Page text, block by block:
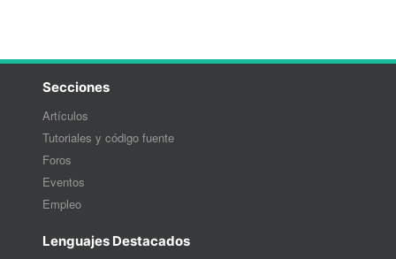
Secciones
Artículos
Tutoriales y código fuente
Foros
Eventos
Empleo
Lenguajes Destacados